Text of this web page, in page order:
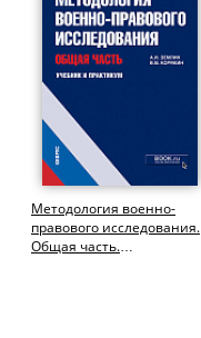
Методология военно-
правового исследования.
Общая часть.